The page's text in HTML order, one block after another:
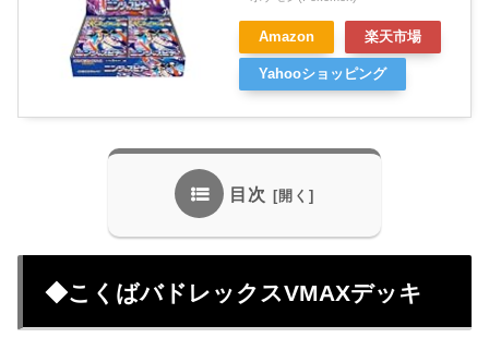
Amazon 楽天市場
Yahooショッピング
目次
◆こくばバドレックスVMAXデッキ